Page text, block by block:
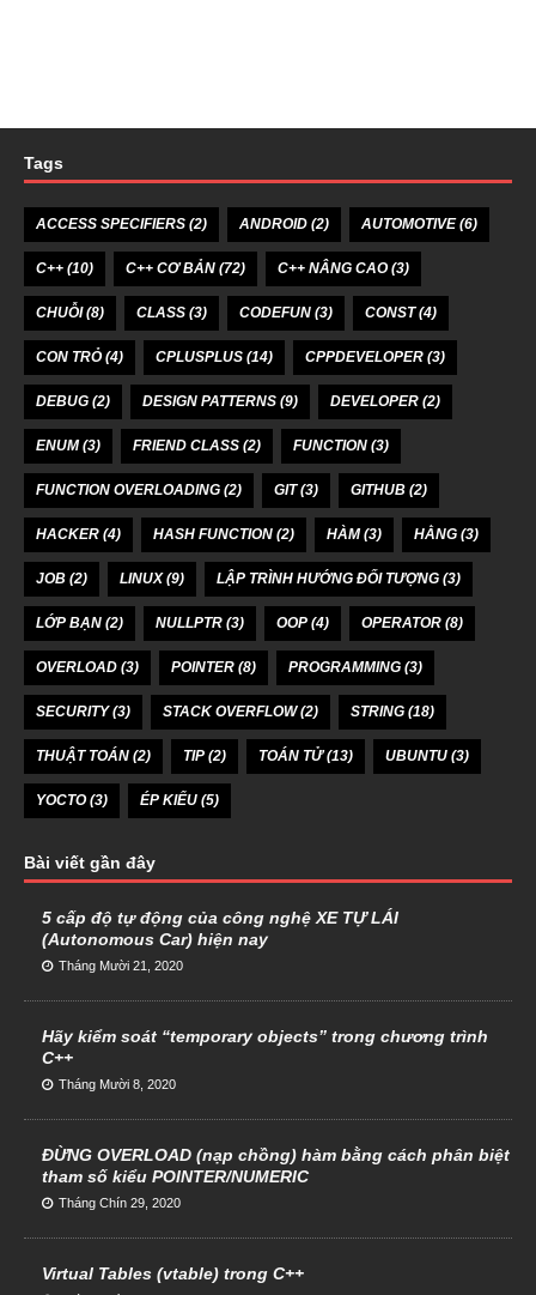
Tags
ACCESS SPECIFIERS (2) ANDROID (2) AUTOMOTIVE(6)
C++ (10) C++ CƠ BẢN (72) C++ NÂNG CAO(3)
CHUỖI(8) CLASS (3) CODEFUN (3) CONST(4)
CON TRỎ(4) CPLUSPLUS (14) CPPDEVELOPER (3)
DEBUG (2) DESIGN PATTERNS (9) DEVELOPER (2)
ENUM(3) FRIEND CLASS (2) FUNCTION (3)
FUNCTION OVERLOADING (2) GIT(3) GITHUB (2)
HACKER (4) HASH FUNCTION (2) HÀM(3) HẰNG (3)
JOB (2) LINUX(9) LẬP TRÌNH HƯỚNG ĐỐI TƯỢNG (3)
LỚP BẠN (2) NULLPTR (3) OOP (4) OPERATOR (8)
OVERLOAD (3) POINTER (8) PROGRAMMING (3)
SECURITY(3) STACK OVERFLOW(2) STRING (18)
THUẬT TOÁN (2) TIP (2) TOÁN TỬ(13) UBUNTU (3)
YOCTO(3) ÉP KIỂU (5)
Bài viết gần đây
5 cấp độ tự động của công nghệ XE TỰ LÁI
(Autonomous Car) hiện nay
Tháng Mười 21, 2020
Hãy kiểm soát “temporary objects” trong chương trình
C++
Tháng Mười 8, 2020
ĐỪNG OVERLOAD (nạp chồng) hàm bằng cách phân biệt
tham số kiểu POINTER/NUMERIC
Tháng Chín 29, 2020
Virtual Tables (vtable) trong C++